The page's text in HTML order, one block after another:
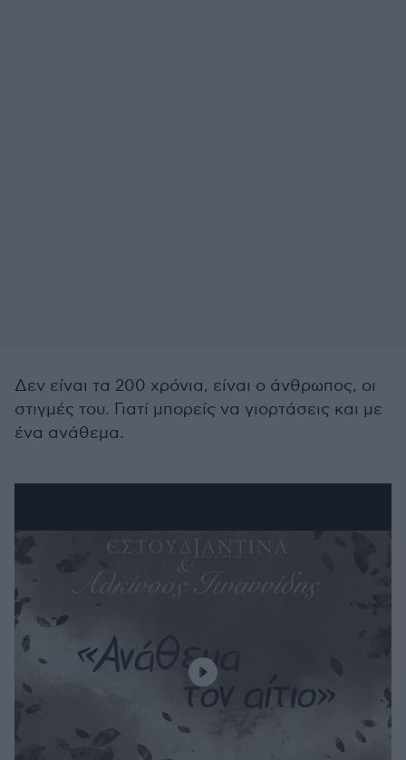
Δεν είναι τα 200 χρόνια, είναι ο άνθρωπος, οι
στιγμές του. Γιατί μπορείς να γιορτάσεις και με
ένα ανάθεμα.